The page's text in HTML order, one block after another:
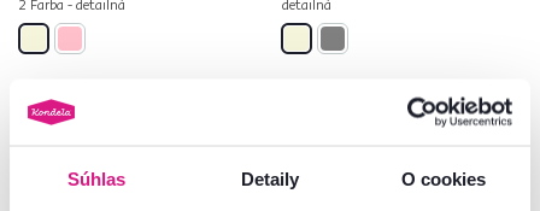
Súhlas Detaily O cookies
2 Farba - detailná detailná
Novinka
Slovenský výrobok